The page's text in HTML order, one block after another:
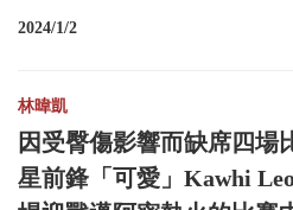
2024/1/2
林暐凱
因受臀傷影響而缺席四場
星前鋒「可愛」Kawhi